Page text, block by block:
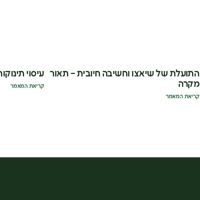
התועלת של שיאצו וחשיבה חיובית – תאור
מקרה
קריאת המאמר
עיסוי
קריאת המאמר